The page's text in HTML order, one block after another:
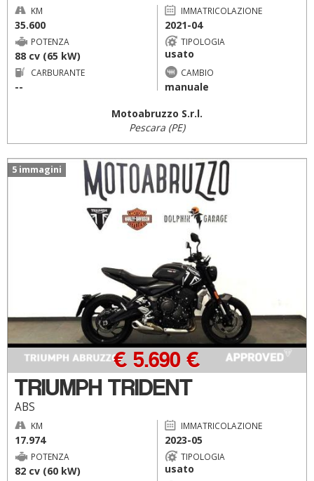
KM
35.600
IMMATRICOLAZIONE
2021-04
POTENZA
88 cv (65 kW)
TIPOLOGIA
usato
CARBURANTE
--
CAMBIO
manuale
Motoabruzzo S.r.l.
Pescara (PE)
5 immagini
TRIUMPH TRIDENT
ABS
€ 5.690 €
KM
17.974
IMMATRICOLAZIONE
2023-05
POTENZA
82 cv (60 kW)
TIPOLOGIA
usato